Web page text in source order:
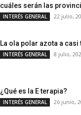
cuáles serán las
INTERÉS GENERAL 22 julio,
La ola polar azota a casi
INTERÉS GENERAL 8 julio,
¿Qué es la E terapia?
INTERÉS GENERAL 26 junio,